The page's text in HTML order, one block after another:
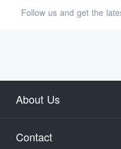
Follow us and get the
About Us
Contact